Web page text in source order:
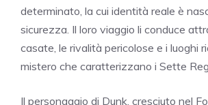
determinato, la cui identità reale è
sicurezza. Il loro viaggio li conduce
casate, le rivalità pericolose e i luoghi
mistero che caratterizzano i Sette
Il personaggio di Dunk, cresciuto nel